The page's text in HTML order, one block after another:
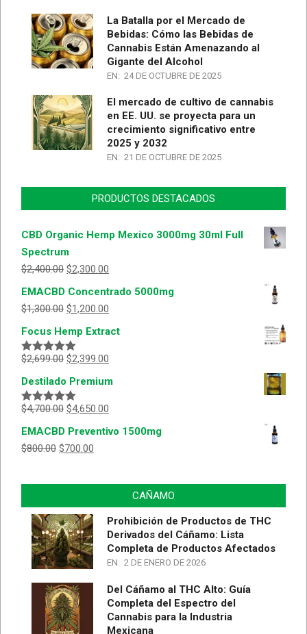
La Batalla por el Mercado de
Bebidas: Cómo las Bebidas de
Cannabis Están Amenazando al
Gigante del Alcohol
EN: 24 DE OCTUBRE DE 2025
El mercado de cultivo de cannabis
en EE. UU. se proyecta para un
crecimiento significativo entre
2025 y 2032
EN: 21 DE OCTUBRE DE 2025
PRODUCTOS DESTACADOS
CBD Organic Hemp Mexico 3000mg 30ml Full
Spectrum
$2,400.00 $2,300.00
EMACBD Concentrado 5000mg
$1,300.00 $1,200.00
Focus Hemp Extract
Valorado
5
$2,699.00 $2,399.00
Destilado Premium
Valorado
5
$4,700.00 $4,650.00
EMACBD Preventivo 1500mg
$800.00 $700.00
CAÑAMO
Prohibición de Productos de THC
Derivados del Cáñamo: Lista
Completa de Productos Afectados
EN: 2 DE ENERO DE 2026
Del Cáñamo al THC Alto: Guía
Completa del Espectro del
Cannabis para la Industria
Mexicana